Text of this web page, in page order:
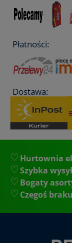
Płatności:
Dostawa:
Hurtownia
Szybka
Bogaty
Czegoś